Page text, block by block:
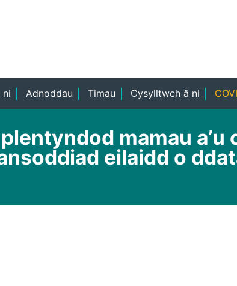
ni Adnoddau Timau Cysylltwch â ni
mamau a’u
eilaidd o